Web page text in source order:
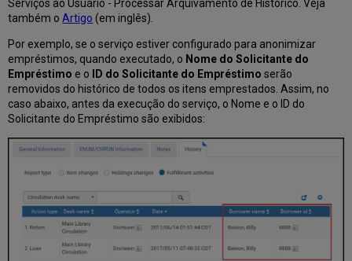
Serviços ao Usuário - Processar Arquivamento de Histórico. Veja
também oArtigo (em inglês).
Por exemplo, se o serviço estiver configurado para anonimizar
empréstimos, quando executado, o Nome do Solicitante do
Empréstimo e o ID do Solicitante do Empréstimo serão
removidos do histórico de todos os itens emprestados. Assim, no
caso abaixo, antes da execução do serviço, o Nome e o ID do
Solicitante do Empréstimo são exibidos: